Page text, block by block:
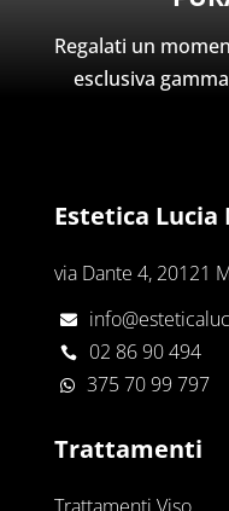
Regalati un
esclusiva
Estetica Lucia
via Dante 4, 20121

 02 86 90 494
 375 70 99 797
Trattamenti